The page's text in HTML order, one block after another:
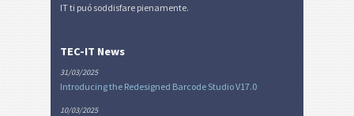
IT ti puó soddisfare pienamente.
TEC-IT News
31/03/2025
Introducing the Redesigned Barcode Studio V17.0
10/03/2025